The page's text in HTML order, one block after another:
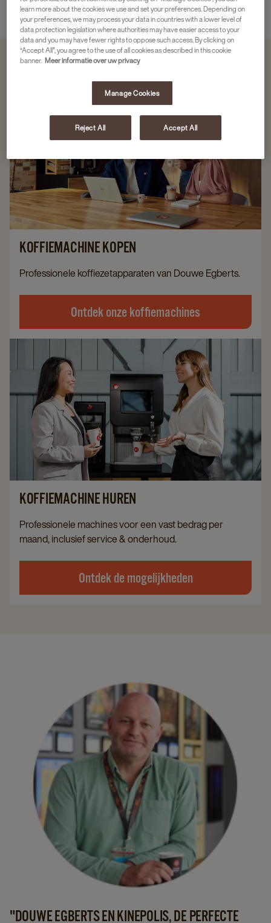
KOFFIEMACHINE KOPEN
Professionele koffiezetapparaten van Douwe Egberts.
Ontdek onze koffiemachines
KOFFIEMACHINE HUREN
Professionele machines voor een vast bedrag per
maand, inclusief service & onderhoud.
Ontdek de mogelijkheden
"DOUWE EGBERTS EN KINEPOLIS, DE PERFECTE
learn more about the cookies we use and set your preferences. Depending on
your preferences, we may process your data in countries with a lower level of
data protection legislation where authorities may have easier access to your
data and you may have fewer rights to oppose such access. By clicking on
“Accept All”, you agree to the use of all cookies as described in this cookie
banner. Meer informatie over uw privacy
Manage Cookies
Reject All Accept All